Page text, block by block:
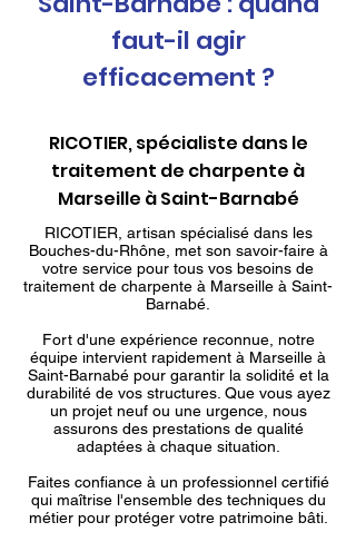
faut-il agir
efficacement ?
RICOTIER, spécialiste dans le
traitement de charpente à
Marseille à Saint-Barnabé
RICOTIER, artisan spécialisé dans les
Bouches-du-Rhône, met son savoir-faire à
votre service pour tous vos besoins de
traitement de charpente à Marseille à Saint-
Barnabé.
Fort d'une expérience reconnue, notre
équipe intervient rapidement à Marseille à
Saint-Barnabé pour garantir la solidité et la
durabilité de vos structures. Que vous ayez
un projet neuf ou une urgence, nous
assurons des prestations de qualité
adaptées à chaque situation.
Faites confiance à un professionnel certifié
qui maîtrise l'ensemble des techniques du
métier pour protéger votre patrimoine bâti.